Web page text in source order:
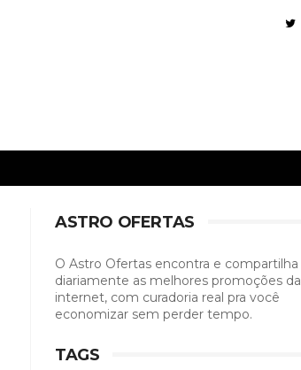
ASTRO OFERTAS
O Astro Ofertas encontra e compartilha
diariamente as melhores promoções da
internet, com curadoria real pra você
economizar sem perder tempo.
TAGS